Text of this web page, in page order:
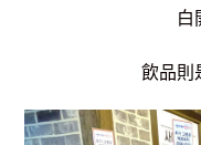
白
飲品則